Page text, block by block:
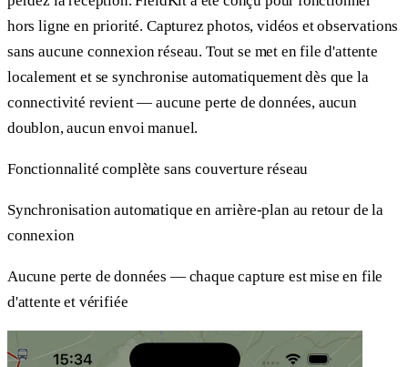
hors ligne en priorité. Capturez photos, vidéos et observations
sans aucune connexion réseau. Tout se met en file d'attente
localement et se synchronise automatiquement dès que la
connectivité revient — aucune perte de données, aucun
doublon, aucun envoi manuel.
Fonctionnalité complète sans couverture réseau
Synchronisation automatique en arrière-plan au retour de la
connexion
Aucune perte de données — chaque capture est mise en file
d'attente et vérifiée